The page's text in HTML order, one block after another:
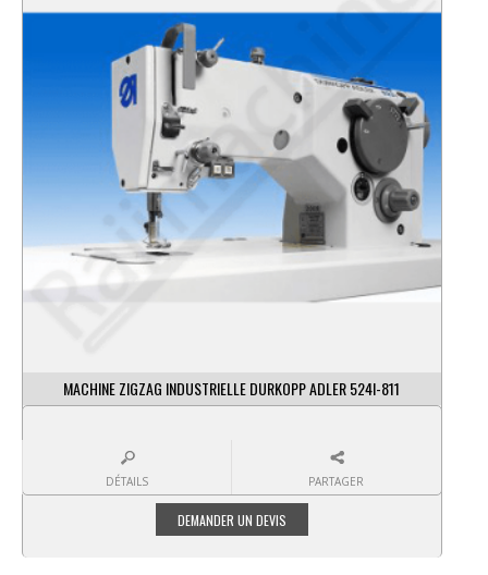
MACHINE ZIGZAG INDUSTRIELLE DURKOPP ADLER 524I-811
DÉTAILS PARTAGER